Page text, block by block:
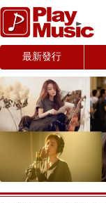
最新發行